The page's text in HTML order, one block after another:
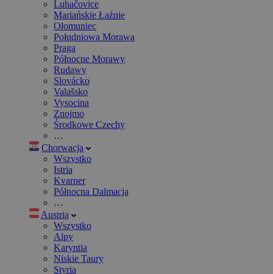
Luhačovice
Mariańskie Łaźnie
Ołomuniec
Południowa Morawa
Praga
Północne Morawy
Rudawy
Slovácko
Valašsko
Vysocina
Znojmo
Środkowe Czechy
…
Chorwacja
Wszystko
Istria
Kvarner
Północna Dalmacja
…
Austria
Wszystko
Alpy
Karyntia
Niskie Taury
Styria